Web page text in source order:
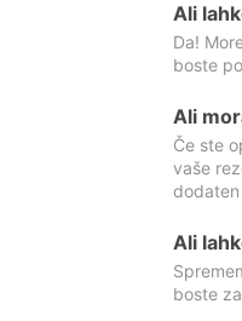
Ali
Da!
boste
Ali
Če ste
vaše
Ali
boste